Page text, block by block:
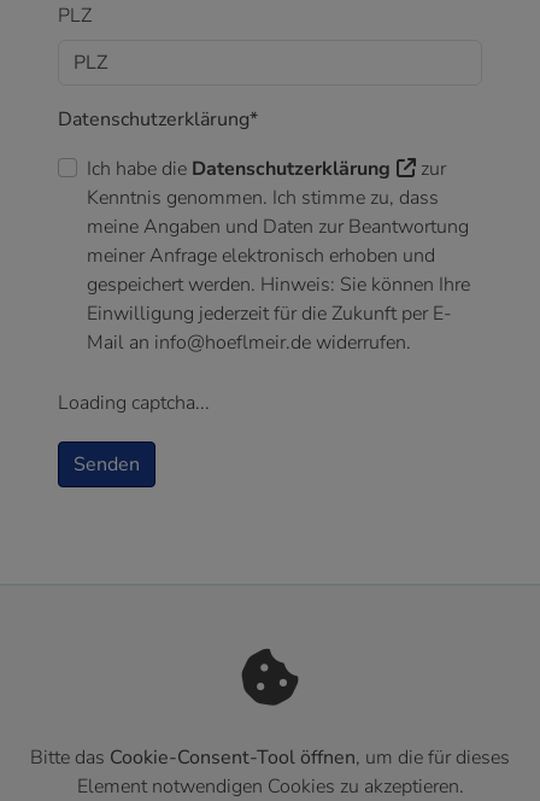
PLZ
Datenschutzerklärung*
Ich habe die Datenschutzerklärung
zur
Kenntnis genommen. Ich stimme zu, dass
meine Angaben und Daten zur Beantwortung
meiner Anfrage elektronisch erhoben und
gespeichert werden. Hinweis: Sie können Ihre
Einwilligung jederzeit für die Zukunft per E-
Mail an info@hoeflmeir.de widerrufen.
Loading captcha...
Senden
Bitte das Cookie-Consent-Tool öffnen, um die für dieses
Element notwendigen Cookies zu akzeptieren.